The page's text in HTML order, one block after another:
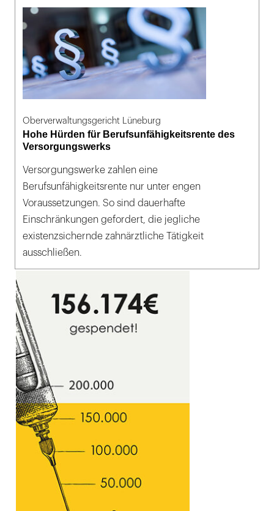
Oberverwaltungsgericht Lüneburg
Hohe Hürden für Berufsunfähigkeitsrente des
Versorgungswerks
Versorgungswerke zahlen eine
Berufsunfähigkeitsrente nur unter engen
Voraussetzungen. So sind dauerhafte
Einschränkungen gefordert, die jegliche
existenzsichernde zahnärztliche Tätigkeit
ausschließen.